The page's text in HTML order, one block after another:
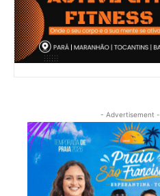
- Advertisement -